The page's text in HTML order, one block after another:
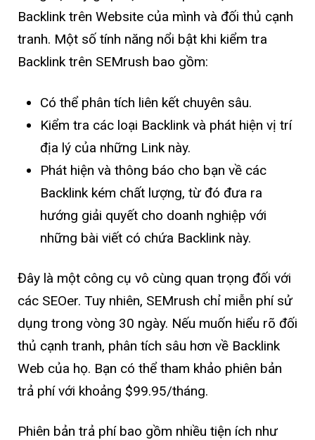
Backlink trên Website của mình và đối thủ cạnh
tranh. Một số tính năng nổi bật khi kiểm tra
Backlink trên SEMrush bao gồm:
Có thể phân tích liên kết chuyên sâu.
Kiểm tra các loại Backlink và phát hiện vị trí
địa lý của những Link này.
Phát hiện và thông báo cho bạn về các
Backlink kém chất lượng, từ đó đưa ra
hướng giải quyết cho doanh nghiệp với
những bài viết có chứa Backlink này.
Đây là một công cụ vô cùng quan trọng đối với
các SEOer. Tuy nhiên, SEMrush chỉ miễn phí sử
dụng trong vòng 30 ngày. Nếu muốn hiểu rõ đối
thủ cạnh tranh, phân tích sâu hơn về Backlink
Web của họ. Bạn có thể tham khảo phiên bản
trả phí với khoảng $99.95/tháng.
Phiên bản trả phí bao gồm nhiều tiện ích như